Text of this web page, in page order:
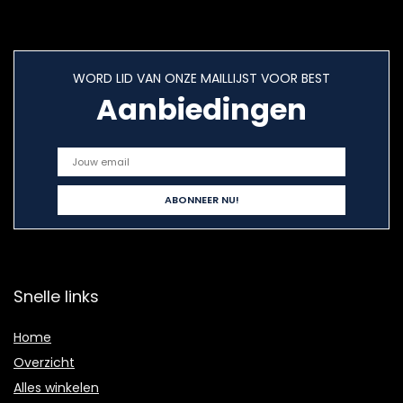
WORD LID VAN ONZE MAILLIJST VOOR BEST
Aanbiedingen
Snelle links
Home
Overzicht
Alles winkelen